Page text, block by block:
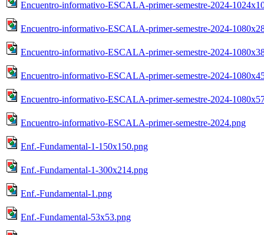
Encuentro-informativo-ESCALA-primer-semestre-2024-
Encuentro-informativo-ESCALA-primer-semestre-2024-
Encuentro-informativo-ESCALA-primer-semestre-2024-
Encuentro-informativo-ESCALA-primer-semestre-2024-
Encuentro-informativo-ESCALA-primer-semestre-2024-
Encuentro-informativo-ESCALA-primer-semestre-2024.png
Enf.-Fundamental-1-150x150.png
Enf.-Fundamental-1-300x214.png
Enf.-Fundamental-1.png
Enf.-Fundamental-53x53.png